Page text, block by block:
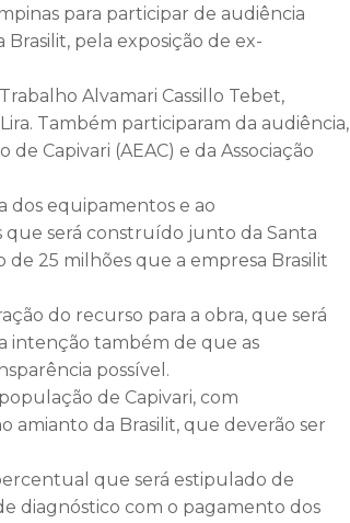
para participar de audiência
pela exposição de ex-
Alvamari Cassillo Tebet,
Também participaram da audiência,
Capivari (AEAC) e da Associação
dos equipamentos e ao
será construído junto da Santa
de 25 milhões que a empresa Brasilit
do recurso para a obra, que será
intenção também de que as
possível.
de Capivari, com
amianto da Brasilit, que deverão ser
que será estipulado de
diagnóstico com o pagamento dos